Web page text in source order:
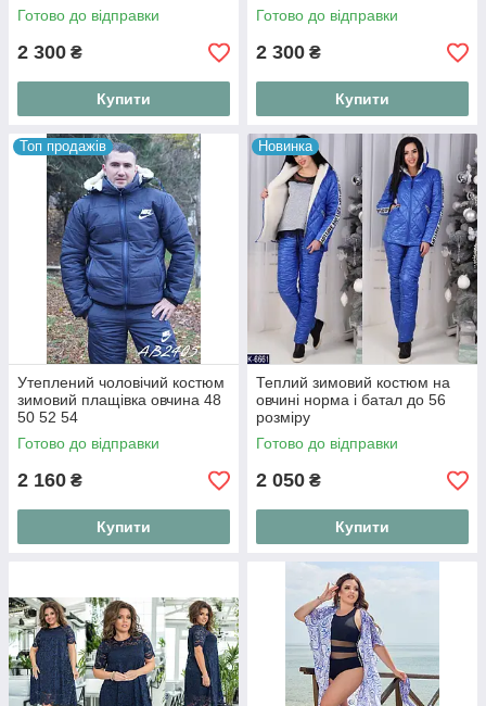
Готово до відправки
2 300 ₴
Купити
Готово до відправки
2 300 ₴
Купити
Топ продажів
Утеплений чоловічий костюм
зимовий плащівка овчина 48
50 52 54
Готово до відправки
2 160 ₴
Купити
Новинка
Теплий зимовий костюм на
овчині норма і батал до 56
розміру
Готово до відправки
2 050 ₴
Купити